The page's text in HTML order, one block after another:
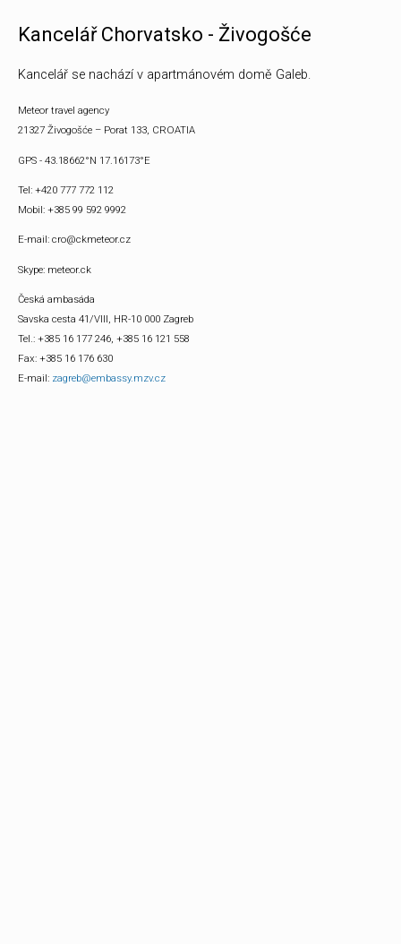
Kancelář Chorvatsko - Živogošće
Kancelář se nachází v apartmánovém domě Galeb.
Meteor travel agency
21327 Živogošće – Porat 133, CROATIA
GPS - 43.18662°N 17.16173°E
Tel: +420 777 772 112
Mobil: +385 99 592 9992
E-mail: cro@ckmeteor.cz
Skype: meteor.ck
Česká ambasáda
Savska cesta 41/VIII, HR-10 000 Zagreb
Tel.: +385 16 177 246, +385 16 121 558
Fax: +385 16 176 630
E-mail: zagreb@embassy.mzv.cz